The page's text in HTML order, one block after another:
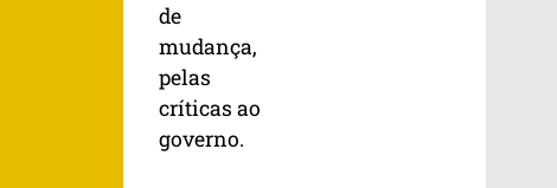
de
mudança,
pelas
críticas ao
governo.